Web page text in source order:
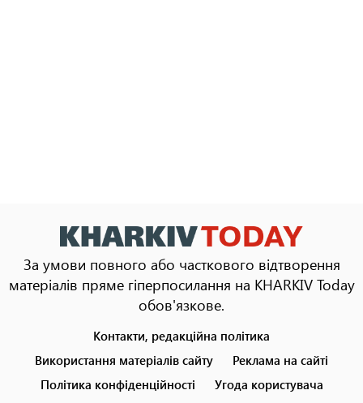
За умови повного або часткового відтворення
матеріалів пряме гіперпосилання на KHARKIV Today
обов'язкове.
menu
Контакти, редакційна політика
Використання матеріалів сайту
Реклама на сайті
Політика конфіденційності
Угода користувача